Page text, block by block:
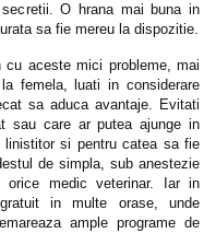
O hrana mai buna in
sa fie mereu la dispozitie.
aceste mici probleme, mai
femela, luati in considerare
sa aduca avantaje. Evitati
sau care ar putea ajunge in
si pentru catea sa fie
de simpla, sub anestezie
medic veterinar. Iar in
in multe orase, unde
ample programe de